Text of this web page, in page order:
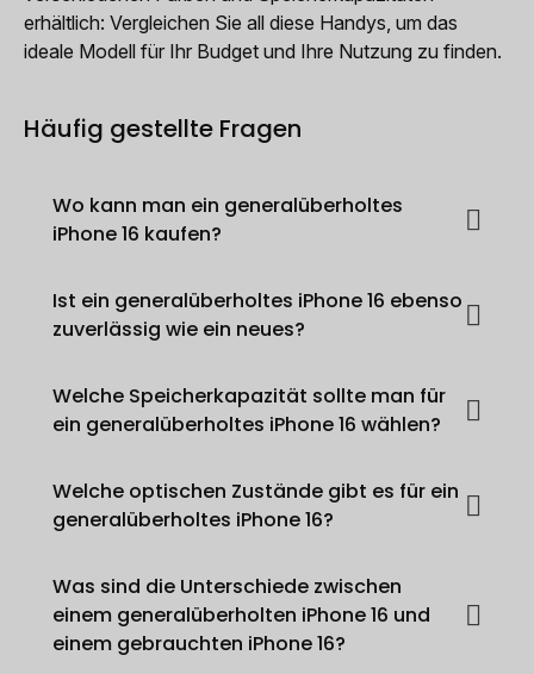
erhältlich: Vergleichen Sie all diese Handys, um das
ideale Modell für Ihr Budget und Ihre Nutzung zu finden.
Häufig gestellte Fragen
Wo kann man ein generalüberholtes
iPhone 16 kaufen?
Ist ein generalüberholtes iPhone 16 ebenso
zuverlässig wie ein neues?
Welche Speicherkapazität sollte man für
ein generalüberholtes iPhone 16 wählen?
Welche optischen Zustände gibt es für ein
generalüberholtes iPhone 16?
Was sind die Unterschiede zwischen
einem generalüberholten iPhone 16 und
einem gebrauchten iPhone 16?